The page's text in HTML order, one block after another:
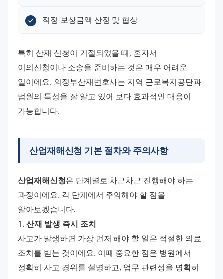
적정 보상금액 산정 및 협상
특히 산재 신청이 거절되었을 때, 혼자서
이의신청이나 소송을 준비하는 것은 매우 어려운
일이에요. 의정부산재변호사는 지역 근로복지공단과
법원의 특성을 잘 알고 있어 보다 효과적인 대응이
가능합니다.
산업재해신청 기본 절차와 주의사항
산업재해신청은 단계별로 차근차근 진행해야 하는
과정이에요. 각 단계에서 주의해야 할 점을
알아보겠습니다.
1. 산재 발생 즉시 조치
사고가 발생하면 가장 먼저 해야 할 일은 적절한 의료
조치를 받는 것이에요. 이때 중요한 점은 병원에서
정확히 사고 경위를 설명하고, 업무 관련성을 명확히